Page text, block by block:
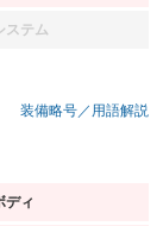
ステム
装備略号／用語解説
ディ